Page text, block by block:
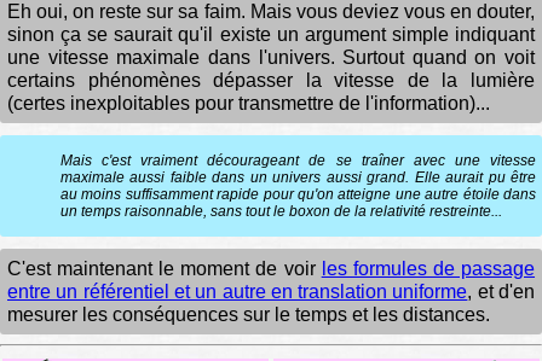
Eh oui, on reste sur sa faim. Mais vous deviez vous en douter,
sinon ça se saurait qu'il existe un argument simple indiquant
une vitesse maximale dans l'univers. Surtout quand on voit
certains phénomènes dépasser la vitesse de la lumière
(certes inexploitables pour transmettre de l'information)...
Mais c'est vraiment décourageant de se traîner avec une vitesse
maximale aussi faible dans un univers aussi grand. Elle aurait pu être
au moins suffisamment rapide pour qu'on atteigne une autre étoile dans
un temps raisonnable, sans tout le boxon de la relativité restreinte...
C'est maintenant le moment de voir les formules de passage
entre un référentiel et un autre en translation uniforme, et d'en
mesurer les conséquences sur le temps et les distances.